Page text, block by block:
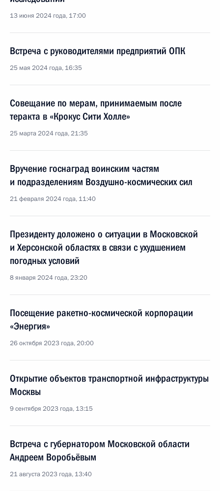
13 июня 2024 года, 17:00
Встреча с руководителями предприятий ОПК
25 мая 2024 года, 16:35
Совещание по мерам, принимаемым после
теракта в «Крокус Сити Холле»
25 марта 2024 года, 21:35
Вручение госнаград воинским частям
и подразделениям Воздушно-космических сил
21 февраля 2024 года, 11:40
Президенту доложено о ситуации в Московской
и Херсонской областях в связи с ухудшением
погодных условий
8 января 2024 года, 23:20
Посещение ракетно-космической корпорации
«Энергия»
26 октября 2023 года, 20:00
Открытие объектов транспортной инфраструктуры
Москвы
9 сентября 2023 года, 13:15
Встреча с губернатором Московской области
Андреем Воробьёвым
21 августа 2023 года, 13:40